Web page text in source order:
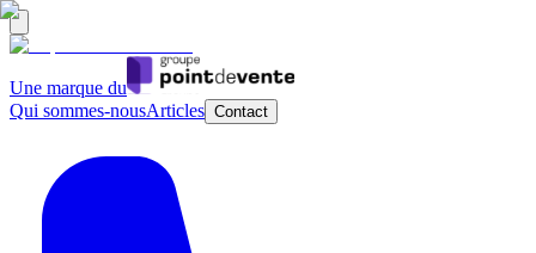
Une marque du
Qui sommes-nousArticles Contact